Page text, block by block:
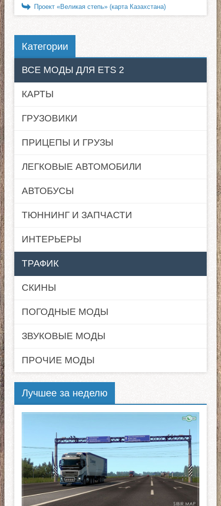
Проект «Великая степь» (карта Казахстана)
Категории
ВСЕ МОДЫ ДЛЯ ETS 2
КАРТЫ
ГРУЗОВИКИ
ПРИЦЕПЫ И ГРУЗЫ
ЛЕГКОВЫЕ АВТОМОБИЛИ
АВТОБУСЫ
ТЮННИНГ И ЗАПЧАСТИ
ИНТЕРЬЕРЫ
ТРАФИК
СКИНЫ
ПОГОДНЫЕ МОДЫ
ЗВУКОВЫЕ МОДЫ
ПРОЧИЕ МОДЫ
Лучшее за неделю